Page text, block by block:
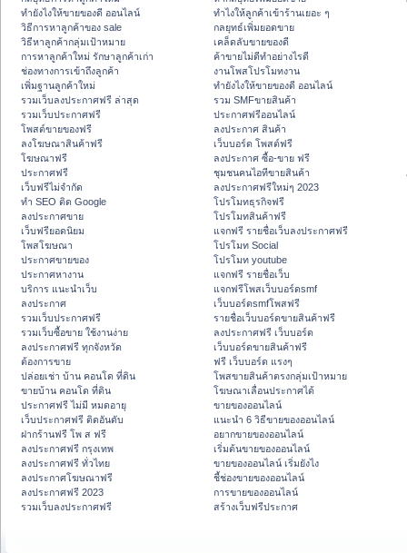
ทํายังไงให้ขายของดี ออนไลน์
วิธีการหาลูกค้าของ sale
วิธีหาลูกค้ากลุ่มเป้าหมาย
การหาลูกค้าใหม่ รักษาลูกค้าเก่า
ช่องทางการเข้าถึงลูกค้า
เพิ่มฐานลูกค้าใหม่
รวมเว็บลงประกาศฟรี ล่าสุด
รวมเว็บประกาศฟรี
โพสต์ขายของฟรี
ลงโฆษณาสินค้าฟรี
โฆษณาฟรี
ประกาศฟรี
เว็บฟรีไม่จำกัด
ทำ SEO ติด Google
ลงประกาศขาย
เว็บฟรียอดนิยม
โพสโฆษณา
ประกาศขายของ
ประกาศหางาน
บริการ แนะนำเว็บ
ลงประกาศ
รวมเว็บประกาศฟรี
รวมเว็บซื้อขาย ใช้งานง่าย
ลงประกาศฟรี ทุกจังหวัด
ต้องการขาย
ปล่อยเช่า บ้าน คอนโด ที่ดิน
ขายบ้าน คอนโด ที่ดิน
ประกาศฟรี ไม่มี หมดอายุ
เว็บประกาศฟรี ติดอันดับ
ฝากร้านฟรี โพ ส ฟรี
ลงประกาศฟรี กรุงเทพ
ลงประกาศฟรี ทั่วไทย
ลงประกาศโฆษณาฟรี
ลงประกาศฟรี 2023
รวมเว็บลงประกาศฟรี
ทําไงให้ลูกค้าเข้าร้านเยอะ ๆ
กลยุทธ์เพิ่มยอดขาย
เคล็ดลับขายของดี
ค้าขายไม่ดีทำอย่างไรดี
งานโพสโปรโมทงาน
ทํายังไงให้ขายของดี ออนไลน์
รวม SMFขายสินค้า
ประกาศฟรีออนไลน์
ลงประกาศ สินค้า
เว็บบอร์ด โพสต์ฟรี
ลงประกาศ ซื้อ-ขาย ฟรี
ชุมชนคนไอทีขายสินค้า
ลงประกาศฟรีใหม่ๆ 2023
โปรโมทธุรกิจฟรี
โปรโมทสินค้าฟรี
แจกฟรี รายชื่อเว็บลงประกาศฟรี
โปรโมท Social
โปรโมท youtube
แจกฟรี รายชื่อเว็บ
แจกฟรีโพสเว็บบอร์ดsmf
เว็บบอร์ดsmfโพสฟรี
รายชื่อเว็บบอร์ดขายสินค้าฟรี
ลงประกาศฟรี เว็บบอร์ด
เว็บบอร์ดขายสินค้าฟรี
ฟรี เว็บบอร์ด แรงๆ
โพสขายสินค้าตรงกลุ่มเป้าหมาย
โฆษณาเลื่อนประกาศได้
ขายของออนไลน์
แนะนำ 6 วิธีขายของออนไลน์
อยากขายของออนไลน์
เริ่มต้นขายของออนไลน์
ขายของออนไลน์ เริ่มยังไง
ชี้ช่องขายของออนไลน์
การขายของออนไลน์
สร้างเว็บฟรีประกาศ